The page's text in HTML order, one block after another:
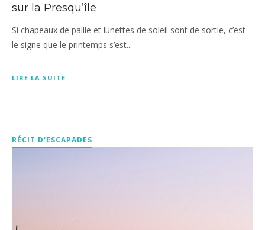
sur la Presqu’île
Si chapeaux de paille et lunettes de soleil sont de sortie, c’est
le signe que le printemps s’est...
LIRE LA SUITE
RÉCIT D'ESCAPADES